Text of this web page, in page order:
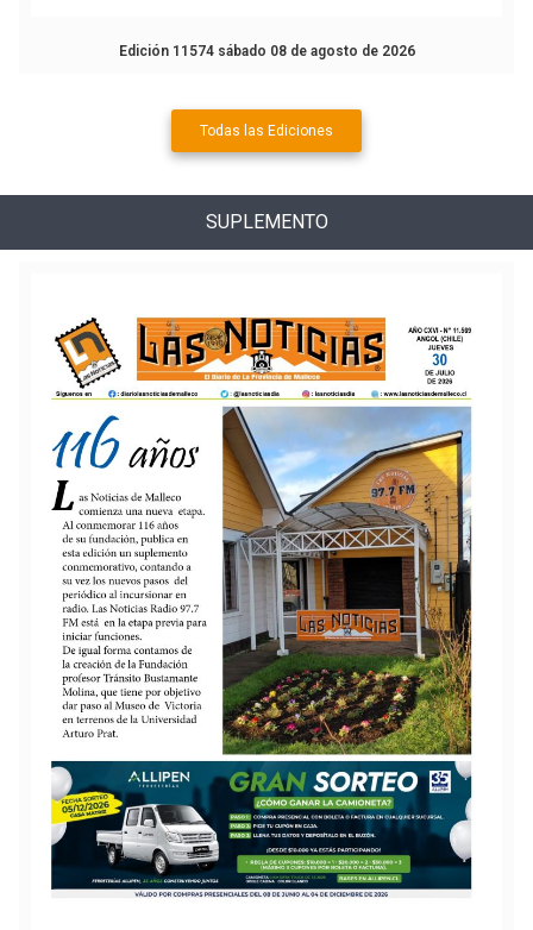
Edición 11574 sábado 08 de agosto de 2026
Todas las Ediciones
SUPLEMENTO